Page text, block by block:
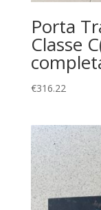
Porta
Classe
€316.22